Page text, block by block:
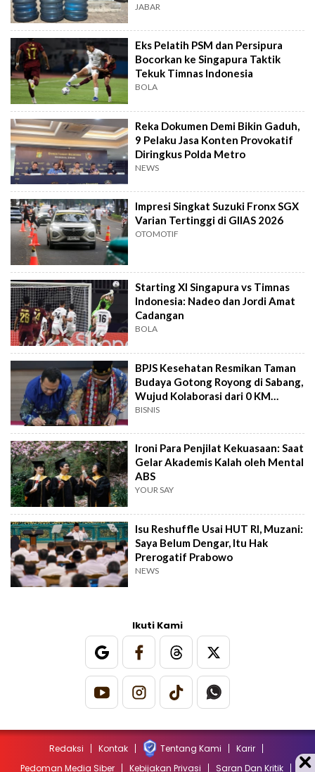
JABAR
Eks Pelatih PSM dan Persipura
Bocorkan ke Singapura Taktik
Tekuk Timnas Indonesia
BOLA
Reka Dokumen Demi Bikin Gaduh,
9 Pelaku Jasa Konten Provokatif
Diringkus Polda Metro
NEWS
Impresi Singkat Suzuki Fronx SGX
Varian Tertinggi di GIIAS 2026
OTOMOTIF
Starting XI Singapura vs Timnas
Indonesia: Nadeo dan Jordi Amat
Cadangan
BOLA
BPJS Kesehatan Resmikan Taman
Budaya Gotong Royong di Sabang,
Wujud Kolaborasi dari 0 KM
Indonesia
BISNIS
Ironi Para Penjilat Kekuasaan: Saat
Gelar Akademis Kalah oleh Mental
ABS
YOUR SAY
Isu Reshuffle Usai HUT RI, Muzani:
Saya Belum Dengar, Itu Hak
Prerogatif Prabowo
NEWS
Ikuti Kami
Redaksi Kontak Tentang Kami
Karir
Pedoman Media Siber
Kebijakan Privasi Saran Dan Kritik